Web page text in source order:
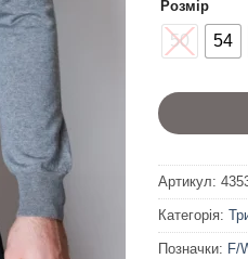
Розмір
50 54
Артикул:
Категорія:
Позначки: F/